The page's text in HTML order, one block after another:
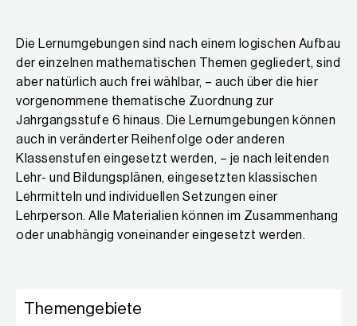
Die Lernumgebungen sind nach einem logischen Aufbau
der einzelnen mathematischen Themen gegliedert, sind
aber natürlich auch frei wählbar, – auch über die hier
vorgenommene thematische Zuordnung zur
Jahrgangsstufe 6 hinaus. Die Lernumgebungen können
auch in veränderter Reihenfolge oder anderen
Klassenstufen eingesetzt werden, – je nach leitenden
Lehr- und Bildungsplänen, eingesetzten klassischen
Lehrmitteln und individuellen Setzungen einer
Lehrperson. Alle Materialien können im Zusammenhang
oder unabhängig voneinander eingesetzt werden.
Themengebiete